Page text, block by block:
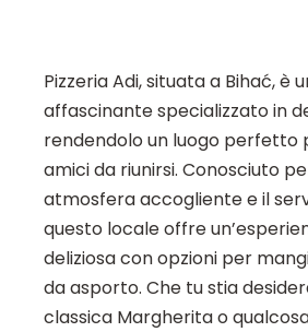
Pizzeria Adi, situata a Bihać, è
affascinante specializzato in
rendendolo un luogo perfetto
amici da riunirsi. Conosciuto
atmosfera accogliente e il
questo locale offre
deliziosa con opzioni per
da asporto. Che tu stia
classica Margherita o